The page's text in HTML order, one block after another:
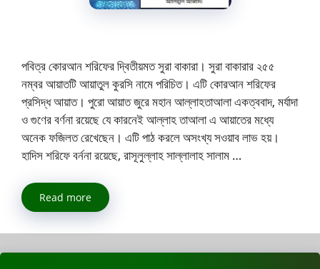
পবিত্র কোরআন শরিফের দ্বিতীয়মত সুরা বাকারা। সুরা বাকারার ২৫৫
নম্বর আয়াতটি আয়াতুল কুরসি নামে পরিচিত। এটি কোরআন শরিফের
প্রসিদ্ধ আয়াত। পুরো আয়াত জুরে মহান আল্লাহতাআলা একত্ববাদ, মর্যাদা
ও গুণের বর্ণনা রয়েছে যে কারনেই আল্লাহ তাআলা এ আয়াতের মধ্যে
অনেক ফজিলত রেখেছেন। এটি পাঠ করলে অসংখ্য সওয়াব লাভ হয়।
হাদিস শরিফে বর্ননা রয়েছে, রাসূলুল্লাহ সাল্লালাহ সালাম …
Read more